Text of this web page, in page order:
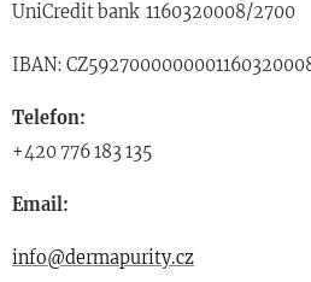
UniCredit bank 1160320008/2700
IBAN:
Telefon:
+420 776 183 135
Email:
info@dermapurity.cz